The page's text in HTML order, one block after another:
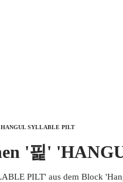
HANGUL SYLLABLE PILT
'핉'
PILT' aus dem Block